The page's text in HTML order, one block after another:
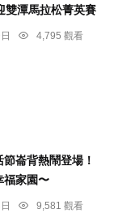
雙潭馬拉松菁英賽
4,795 觀看
崙背熱鬧登場！
福家園〜
9,581 觀看